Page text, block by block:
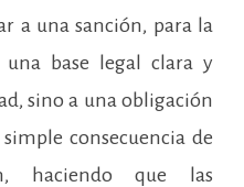
a una sanción, para la
una base legal clara y
sino a una obligación
consecuencia de
haciendo que las